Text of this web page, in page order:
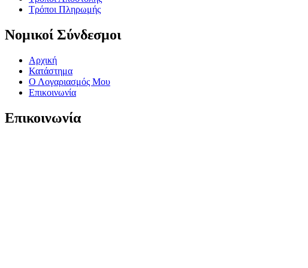
Τρόποι Πληρωμής
Νομικοί Σύνδεσμοι
Αρχική
Κατάστημα
Ο Λογαριασμός Μου
Επικοινωνία
Επικοινωνία